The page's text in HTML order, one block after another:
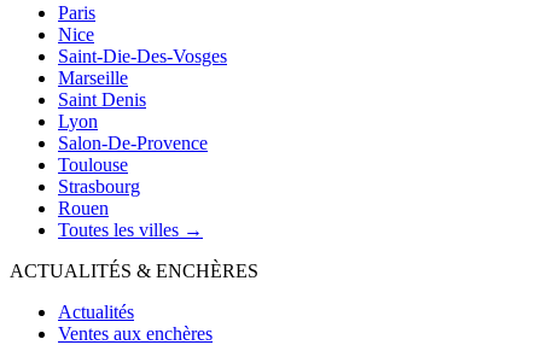
Paris
Nice
Saint-Die-Des-Vosges
Marseille
Saint Denis
Lyon
Salon-De-Provence
Toulouse
Strasbourg
Rouen
Toutes les villes →
ACTUALITÉS & ENCHÈRES
Actualités
Ventes aux enchères